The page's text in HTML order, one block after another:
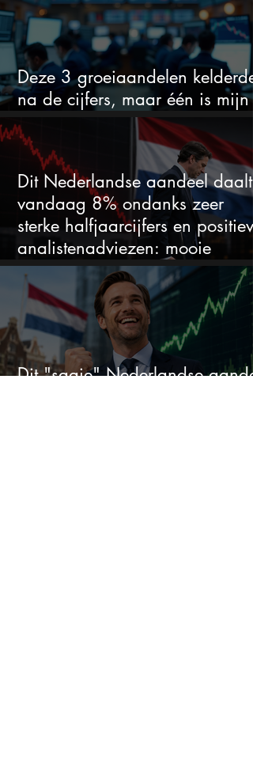
Deze 3 groeiaandelen
na de cijfers, maar één is mijn
duidelijke favoriet
Dit Nederlandse aandeel daalt
vandaag 8% ondanks zeer
sterke halfjaarcijfers en positieve
analistenadviezen: mooie
koopkans?
Dit "saaie" Nederlandse